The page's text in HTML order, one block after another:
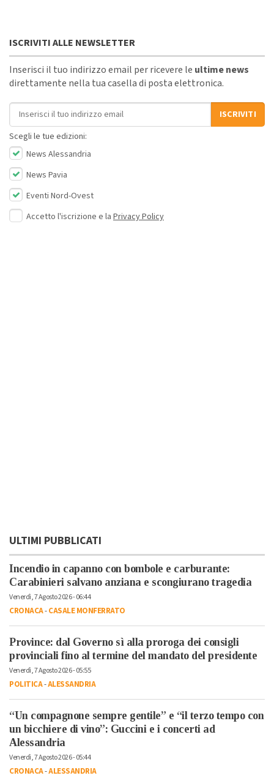
ISCRIVITI ALLE NEWSLETTER
Inserisci il tuo indirizzo email per ricevere le ultime news
direttamente nella tua casella di posta elettronica.
Indirizzo email
ISCRIVITI
Scegli le tue edizioni:
News Alessandria
News Pavia
Eventi Nord-Ovest
Accetto l'iscrizione e la Privacy Policy
ULTIMI PUBBLICATI
Incendio in capanno con bombole e carburante:
Carabinieri salvano anziana e scongiurano tragedia
Venerdì, 7 Agosto 2026 - 06:44
CRONACA-CASALE MONFERRATO
Province: dal Governo sì alla proroga dei consigli
provinciali fino al termine del mandato del presidente
Venerdì, 7 Agosto 2026 - 05:55
POLITICA-ALESSANDRIA
“Un compagnone sempre gentile” e “il terzo tempo con
un bicchiere di vino”: Guccini e i concerti ad
Alessandria
Venerdì, 7 Agosto 2026 - 05:44
CRONACA-ALESSANDRIA